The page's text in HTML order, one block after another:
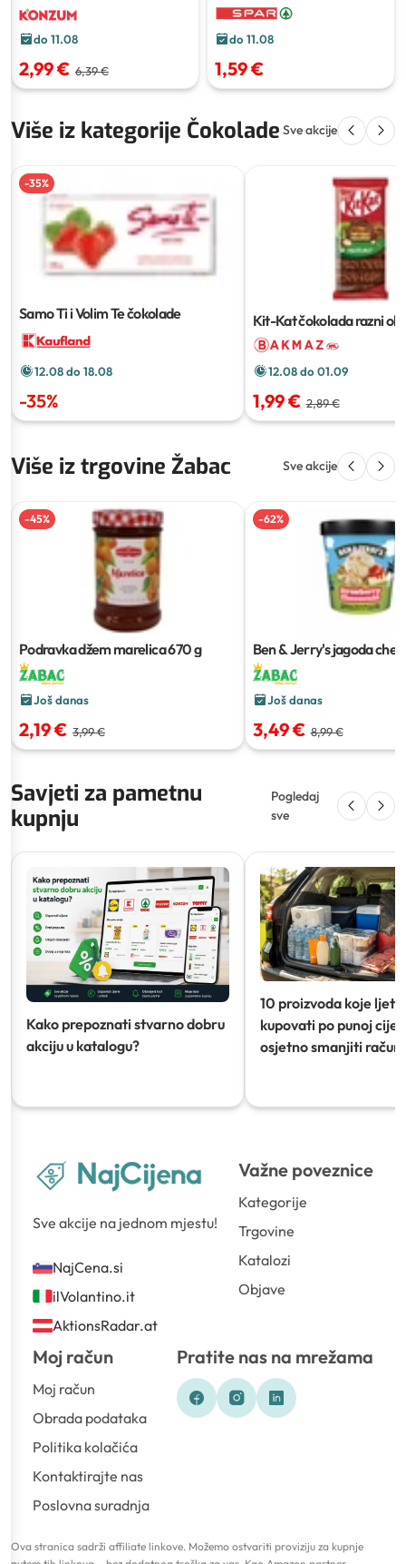
do 11.08
2,99 € 6,39 €
do 11.08
1,59 €
Više iz kategorije Čokolade Sve akcije
-35%
Samo Ti i Volim Te čokolade
12.08 do 18.08
-35%
Kit-Kat čokolada razni
12.08 do 01.09
1,99 € 2,89 €
Više iz trgovine Žabac Sve akcije
-45%
Podravka džem marelica670 g
Još danas
2,19 € 3,99 €
-62%
Ben & Jerry's jagoda
465 ml
Još danas
3,49 € 8,99 €
Savjeti za pametnu
kupnju
Pogledaj
sve
Kako prepoznati stvarno dobru
akciju u katalogu?
10 proizvoda koje ljeti
kupovati po punoj
osjetno smanjiti račun)
Sve akcije na jednom mjestu!
NajCena.si
ilVolantino.it
AktionsRadar.at
Važne poveznice
Kategorije
Trgovine
Katalozi
Objave
Moj račun
Moj račun
Obrada podataka
Politika kolačića
Kontaktirajte nas
Poslovna suradnja
Pratite nas na mrežama
Ova stranica sadrži affiliate linkove. Možemo ostvariti proviziju za kupnje